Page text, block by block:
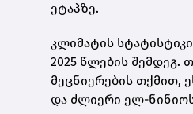
ეტაპზე.
კლიმატის
2025 წლების შემდეგ.
მეცნიერების თქმით,
და ძლიერი ელ-